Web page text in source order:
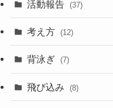
活動報告 (37)
考え方 (12)
背泳ぎ (7)
飛び込み (8)